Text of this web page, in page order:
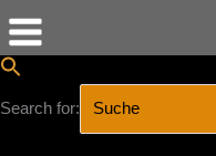
Search for: